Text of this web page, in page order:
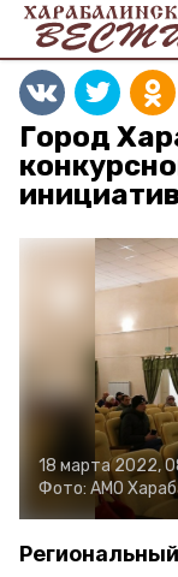
Город
18 марта 2022,
Фото: АМО